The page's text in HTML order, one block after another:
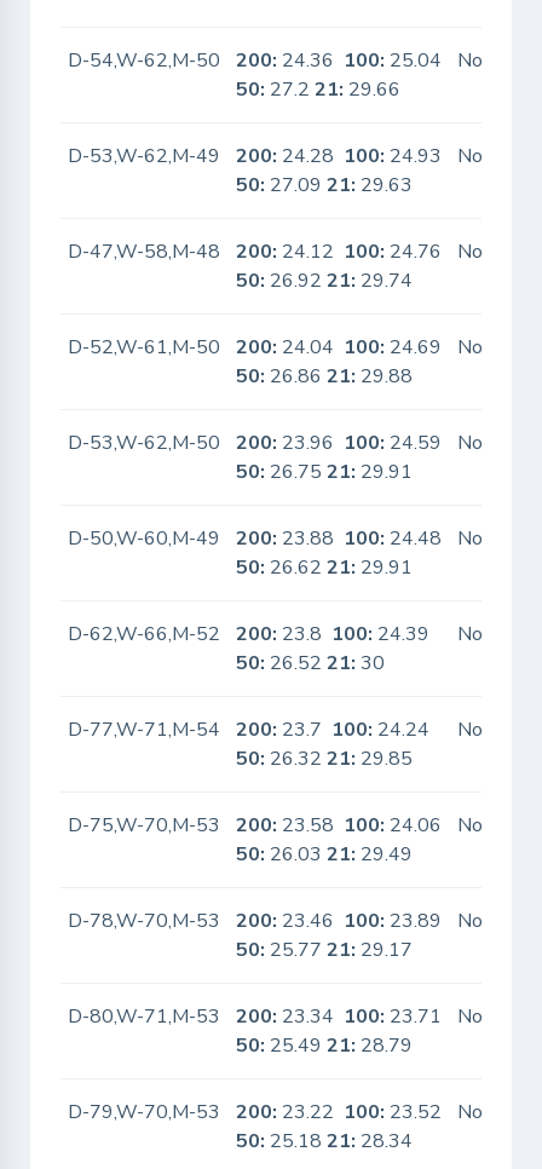
D-54,W-62,M-50 200: 24.36 100: 25.04
50: 27.221: 29.66
No
D-53,W-62,M-49 200: 24.28 100: 24.93
50: 27.0921: 29.63
No
D-47,W-58,M-48 200: 24.12 100: 24.76
50: 26.9221: 29.74
No
D-52,W-61,M-50 200: 24.04 100: 24.69
50: 26.8621: 29.88
No
D-53,W-62,M-50 200: 23.96 100: 24.59
50: 26.7521: 29.91
No
D-50,W-60,M-49 200: 23.88 100: 24.48
50: 26.6221: 29.91
No
D-62,W-66,M-52 200: 23.8 100: 24.39
50: 26.5221: 30
No
D-77,W-71,M-54 200: 23.7 100: 24.24
50: 26.3221: 29.85
No
D-75,W-70,M-53 200: 23.58 100: 24.06
50: 26.0321: 29.49
No
D-78,W-70,M-53 200: 23.46 100: 23.89
50: 25.7721: 29.17
No
D-80,W-71,M-53 200: 23.34 100: 23.71
50: 25.4921: 28.79
No
D-79,W-70,M-53 200: 23.22 100: 23.52
50: 25.1821: 28.34
No